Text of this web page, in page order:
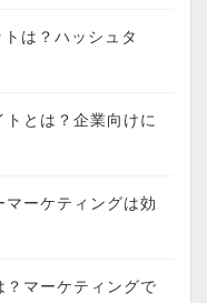
は？ハッシュタ
とは？企業向けに
ーケティングは効
？マーケティングで